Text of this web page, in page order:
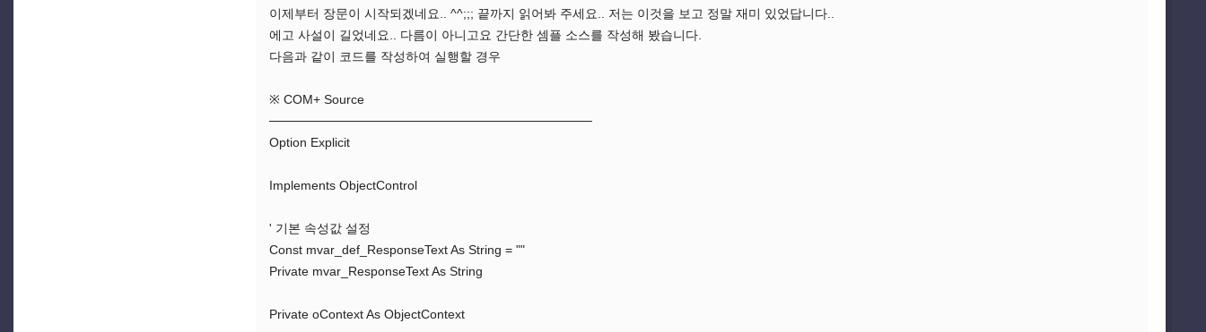
이제부터 장문이 시작되겠네요.. ^^;;; 끝까지 읽어봐 주세요.. 저는 이것을 보고 정말 재미 있었답니다..
에고 사설이 길었네요.. 다름이 아니고요 간단한 셈플 소스를 작성해 봤습니다.
다음과 같이 코드를 작성하여 실행할 경우
※ COM+ Source
────────────────────────────────────
Option Explicit
Implements ObjectControl
' 기본 속성값 설정
Const mvar_def_ResponseText As String = ""
Private mvar_ResponseText As String
Private oContext As ObjectContext